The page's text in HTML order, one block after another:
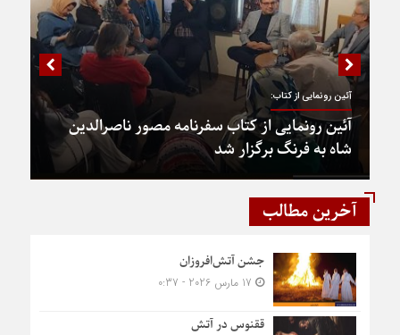
آئین رونمایی از کتاب:
آئین رونمایی از کتاب سفرنامه مصور ناصرالدین
شاه به فرنگ برگزار شد
آخرین مطالب
جشن آتش‌افروزان
ققنوس در آتش